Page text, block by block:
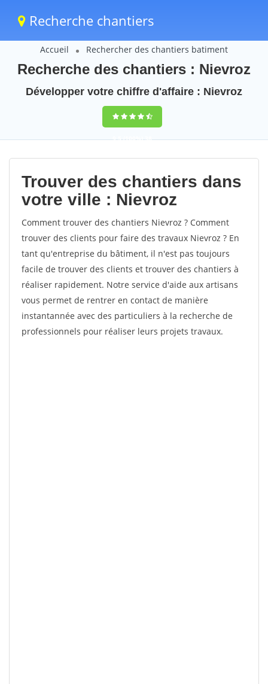
Recherche chantiers
Accueil Rechercher des chantiers batiment
Recherche des chantiers : Nievroz
Développer votre chiffre d'affaire : Nievroz
9,5(100%)38
votes
Trouver des chantiers dans
votre ville : Nievroz
Comment trouver des chantiers Nievroz ? Comment
trouver des clients pour faire des travaux Nievroz ? En
tant qu'entreprise du bâtiment, il n'est pas toujours
facile de trouver des clients et trouver des chantiers à
réaliser rapidement. Notre service d'aide aux artisans
vous permet de rentrer en contact de manière
instantannée avec des particuliers à la recherche de
professionnels pour réaliser leurs projets travaux.